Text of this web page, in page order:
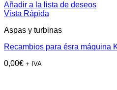
Añadir a la lista de deseos
Vista Rápida
Aspas y turbinas
Recambios para ésra máquina
0,00€ + IVA